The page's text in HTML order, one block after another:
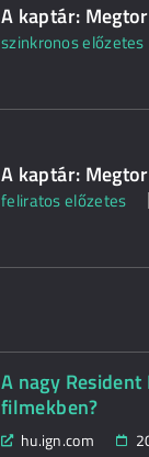
A kaptár:
szinkronos előzetes
A kaptár:
feliratos előzetes
A nagy
filmekben?
hu.ign.com